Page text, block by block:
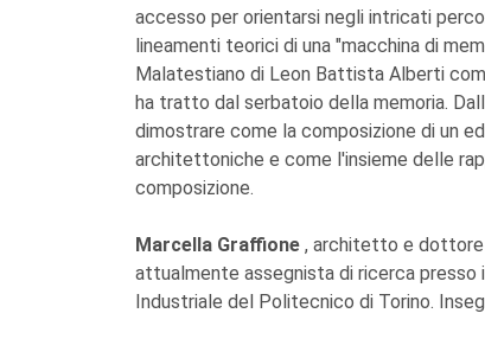
accesso per orientarsi negli intricati
lineamenti teorici di una "macchina di
Malatestiano di Leon Battista Alberti
ha tratto dal serbatoio della memoria.
dimostrare come la composizione di un
architettoniche e come l'insieme delle
composizione.
Marcella Graffione , architetto e dottore
attualmente assegnista di ricerca
Industriale del Politecnico di Torino.